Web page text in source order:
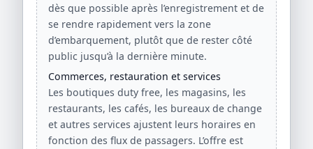
dès que possible après l’enregistrement et de
se rendre rapidement vers la zone
d’embarquement, plutôt que de rester côté
public jusqu’à la dernière minute.
Commerces, restauration et services
Les boutiques duty free, les magasins, les
restaurants, les cafés, les bureaux de change
et autres services ajustent leurs horaires en
fonction des flux de passagers. L’offre est